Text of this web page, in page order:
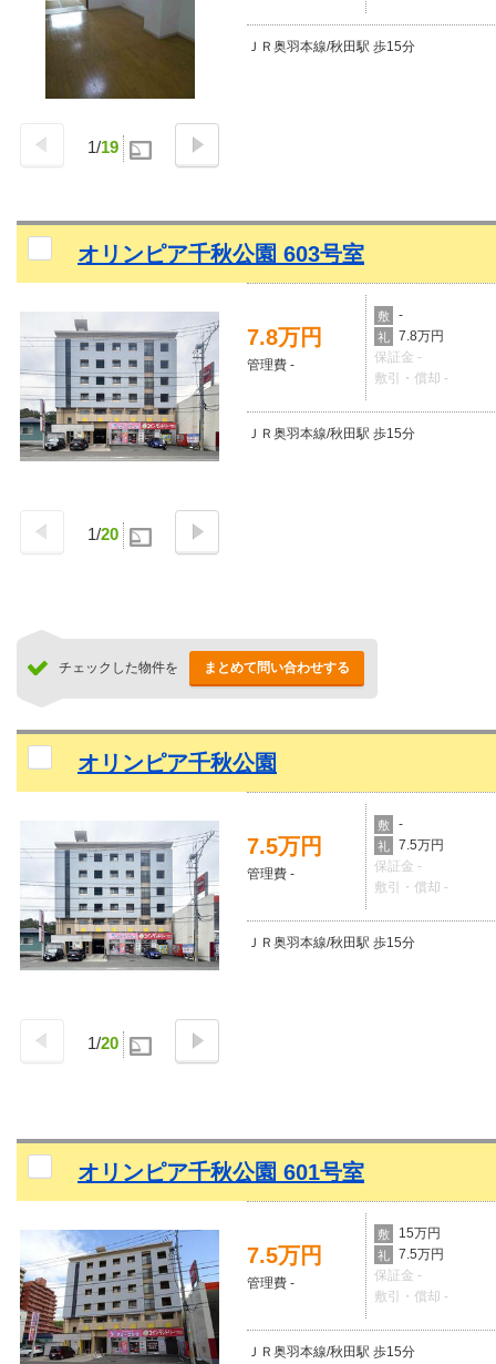
1/19
ＪＲ奥羽本線/秋田駅 歩15分
オリンピア千秋公園 603号室
1/20
7.8万円
管理費 -
敷 -
礼
7.8万円
保証金 -
敷引・償却 -
ＪＲ奥羽本線/秋田駅 歩15分
チェックした物件を まとめて問い合わせする
オリンピア千秋公園
1/20
7.5万円
管理費 -
敷 -
礼
7.5万円
保証金 -
敷引・償却 -
ＪＲ奥羽本線/秋田駅 歩15分
オリンピア千秋公園 601号室
7.5万円
管理費 -
敷 15万円
礼
7.5万円
保証金 -
敷引・償却 -
ＪＲ奥羽本線/秋田駅 歩15分